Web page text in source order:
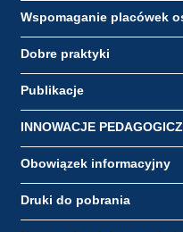
Wspomaganie placówek
Dobre praktyki
Publikacje
INNOWACJE
Obowiązek informacyjny
Druki do pobrania